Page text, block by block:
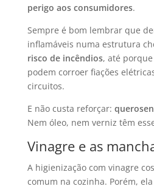
perigo aos consumidores.
Sempre é bom lembrar que
inflamáveis numa estrutura
risco de incêndios, até
podem corroer fiações
circuitos.
E não custa reforçar:
Nem óleo, nem verniz têm
Vinagre e as
A higienização com vinagre
comum na cozinha. Porém,